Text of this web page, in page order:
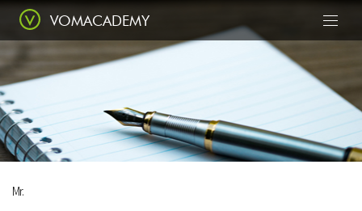
VOMACADEMY
Today 봄에서 꽃피우다
Mr.